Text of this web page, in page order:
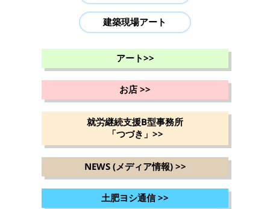
建築現場アート
アート>>
お店>>
就労継続支援B型事務所
「つづき」 >>
NEWS (メディア情報)>>
土肥ヨシ通信>>